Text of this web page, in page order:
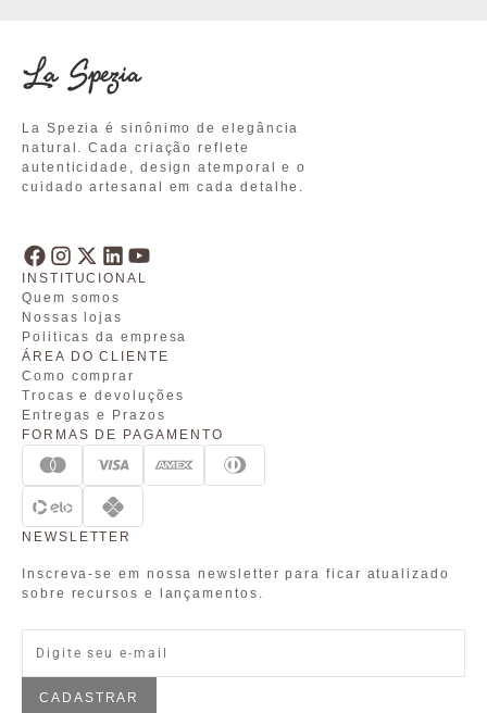
La Spezia é sinônimo de elegância
natural. Cada criação reflete
autenticidade, design atemporal e o
cuidado artesanal em cada detalhe.
INSTITUCIONAL
Quem somos
Nossas lojas
Politicas da empresa
ÁREA DO CLIENTE
Como comprar
Trocas e devoluções
Entregas e Prazos
FORMAS DE PAGAMENTO
NEWSLETTER
Inscreva-se em nossa newsletter para ficar atualizado
sobre recursos e lançamentos.
CADASTRAR